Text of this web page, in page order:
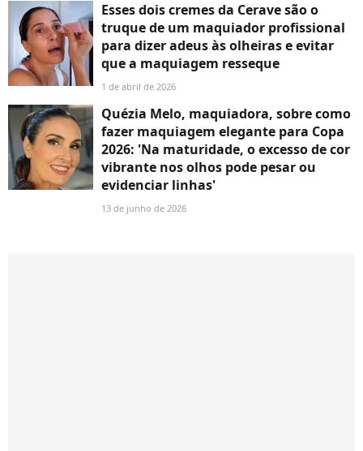
Esses dois cremes da Cerave são o
truque de um maquiador profissional
para dizer adeus às olheiras e evitar
que a maquiagem resseque
1 de abril de 2026
Quézia Melo, maquiadora, sobre como
fazer maquiagem elegante para Copa
2026: 'Na maturidade, o excesso de cor
vibrante nos olhos pode pesar ou
evidenciar linhas'
13 de junho de 2026